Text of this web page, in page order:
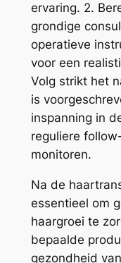
ervaring. 2.
grondige
operatieve
voor een
Volg strikt het
is
inspanning in
reguliere
monitoren.
Na de
essentieel om
haargroei te
bepaalde
gezondheid